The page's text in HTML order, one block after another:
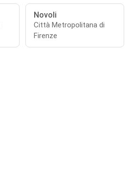
Novoli
Città Metropolitana di
Firenze